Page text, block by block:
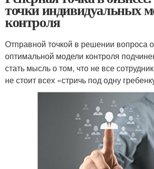
точки индивидуальных
контроля
Отправной точкой в решении вопроса
оптимальной модели контроля
стать мысль о том, что не все
не стоит всех «стричь под одну